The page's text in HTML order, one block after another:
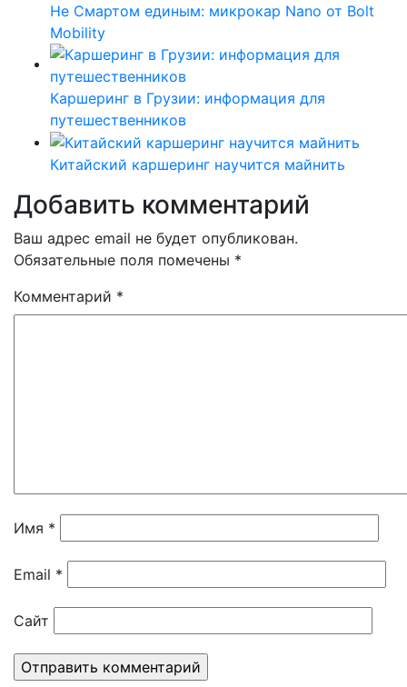
Не Смартом единым: микрокар Nano от Bolt
Mobility
Каршеринг в Грузии: информация для
путешественников
Китайский каршеринг научится майнить
Добавить комментарий
Ваш адрес email не будет опубликован.
Обязательные поля помечены *
Комментарий *
Имя *
Email *
Сайт